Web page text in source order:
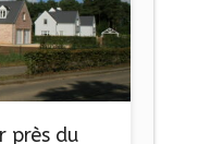
près du